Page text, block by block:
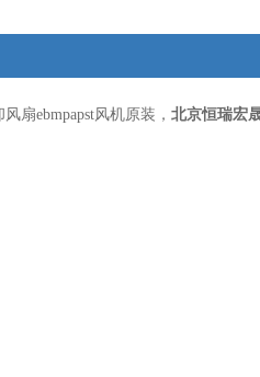
风扇ebmpapst风机原装， 北京恒瑞宏